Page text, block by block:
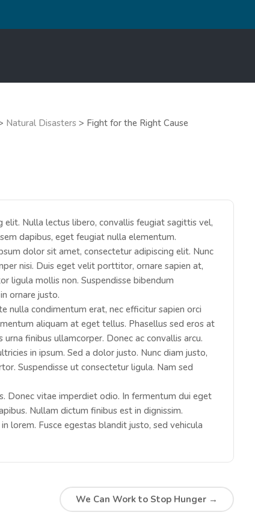
Natural Disasters > Fight for the Right Cause
Nulla lectus libero, convallis feugiat sagittis vel,
dapibus, eget feugiat nulla elementum.
dolor sit amet, consectetur adipiscing elit. Nunc
nisi. Duis eget velit porttitor, ornare sapien at,
ligula mollis non. Suspendisse bibendum
ornare justo.
nulla condimentum erat, nec efficitur sapien orci
aliquam at eget tellus. Phasellus sed eros at
finibus ullamcorper. Donec ac convallis arcu.
in ipsum. Sed a dolor justo. Nunc diam justo,
Suspendisse ut consectetur ligula. Nam sed
Donec vitae imperdiet odio. In fermentum dui eget
Nullam dictum finibus est in dignissim.
lorem. Fusce egestas blandit justo, sed vehicula
We Can Work to Stop Hunger →